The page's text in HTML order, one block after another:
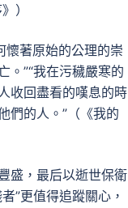
）
懷著原始的公理的崇
。”“我在污穢嚴寒的
收回盡看的嘆息的時
們的人。”（《我的
盛，最后以逝世保衛
”更值得追蹤關心，